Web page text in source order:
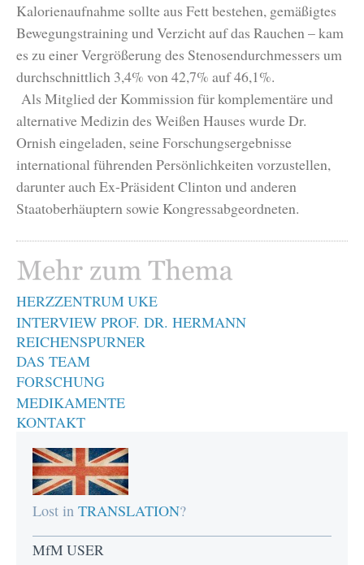
Kalorienaufnahme sollte aus Fett bestehen, gemäßigtes
Bewegungstraining und Verzicht auf das Rauchen – kam
es zu einer Vergrößerung des Stenosendurchmessers um
durchschnittlich 3,4% von 42,7% auf 46,1%.
Als Mitglied der Kommission für komplementäre und
alternative Medizin des Weißen Hauses wurde Dr.
Ornish eingeladen, seine Forschungsergebnisse
international führenden Persönlichkeiten vorzustellen,
darunter auch Ex-Präsident Clinton und anderen
Staatoberhäuptern sowie Kongressabgeordneten.
HERZZENTRUM UKE
INTERVIEW PROF. DR. HERMANN
REICHENSPURNER
DAS TEAM
FORSCHUNG
MEDIKAMENTE
KONTAKT
Lost in TRANSLATION?
MfM USER